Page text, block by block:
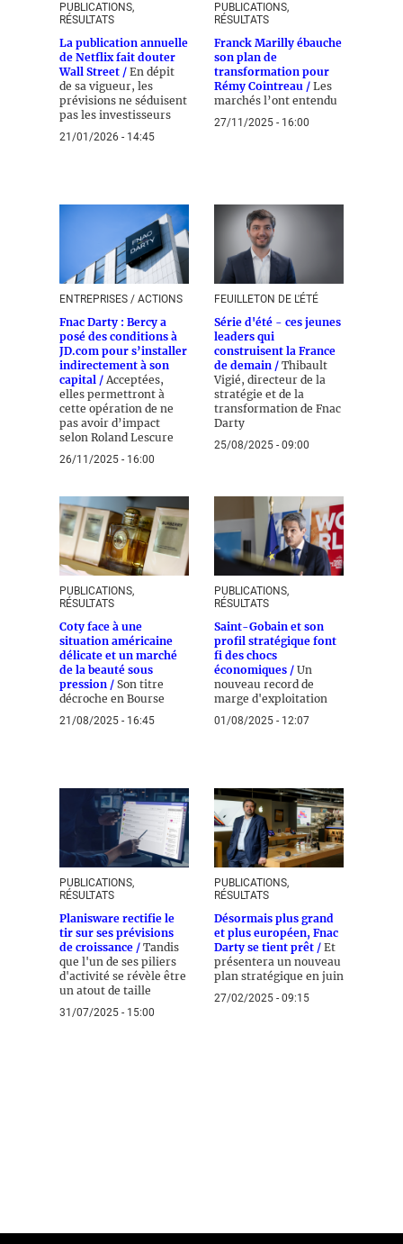
PUBLICATIONS,
RÉSULTATS
La publication annuelle
de Netflix fait douter
Wall Street / En dépit
de sa vigueur, les
prévisions ne séduisent
pas les investisseurs
21/01/2026 - 14:45
PUBLICATIONS,
RÉSULTATS
Franck Marilly ébauche
son plan de
transformation pour
Rémy Cointreau / Les
marchés l’ont entendu
27/11/2025 - 16:00
ENTREPRISES / ACTIONS
Fnac Darty : Bercy a
posé des conditions à
JD.com pour s’installer
indirectement à son
capital / Acceptées,
elles permettront à
cette opération de ne
pas avoir d’impact
selon Roland Lescure
26/11/2025 - 16:00
FEUILLETON DE L'ÉTÉ
Série d'été - ces jeunes
leaders qui
construisent la France
de demain / Thibault
Vigié, directeur de la
stratégie et de la
transformation de Fnac
Darty
25/08/2025 - 09:00
PUBLICATIONS,
RÉSULTATS
Coty face à une
situation américaine
délicate et un marché
de la beauté sous
pression / Son titre
décroche en Bourse
21/08/2025 - 16:45
PUBLICATIONS,
RÉSULTATS
Saint-Gobain et son
profil stratégique font
fi des chocs
économiques / Un
nouveau record de
marge d'exploitation
01/08/2025 - 12:07
PUBLICATIONS,
RÉSULTATS
Planisware rectifie le
tir sur ses prévisions
de croissance / Tandis
que l'un de ses piliers
d'activité se révèle être
un atout de taille
31/07/2025 - 15:00
PUBLICATIONS,
RÉSULTATS
Désormais plus grand
et plus européen, Fnac
Darty se tient prêt / Et
présentera un nouveau
plan stratégique en juin
27/02/2025 - 09:15